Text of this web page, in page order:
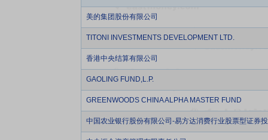
美的集团股份有限公司
TITONI INVESTMENTS DEVELOPMENT LTD.
香港中央结算有限公司
GAOLING FUND,L.P.
GREENWOODS CHINA ALPHA MASTER FUND
中国农业银行股份有限公司-易方达消费行业股票型证券